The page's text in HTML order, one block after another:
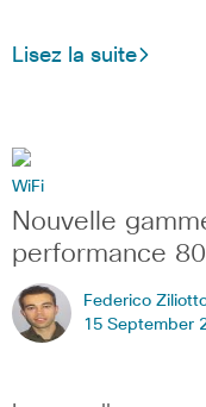
Lisez la suite
WiFi
Nouvelle
performance
Federico
15 September